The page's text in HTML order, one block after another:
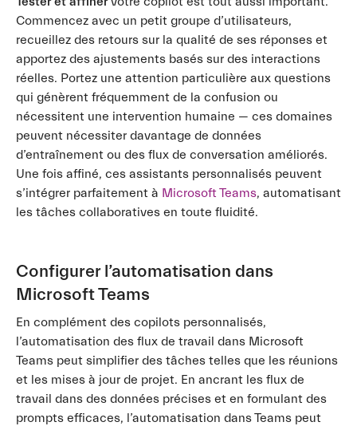
Commencez avec un petit groupe d’utilisateurs,
recueillez des retours sur la qualité de ses réponses et
apportez des ajustements basés sur des interactions
réelles. Portez une attention particulière aux questions
qui génèrent fréquemment de la confusion ou
nécessitent une intervention humaine — ces domaines
peuvent nécessiter davantage de données
d’entraînement ou des flux de conversation améliorés.
Une fois affiné, ces assistants personnalisés peuvent
s’intégrer parfaitement à Microsoft Teams, automatisant
les tâches collaboratives en toute fluidité.
Configurer l’automatisation dans
Microsoft Teams
En complément des copilots personnalisés,
l’automatisation des flux de travail dans Microsoft
Teams peut simplifier des tâches telles que les réunions
et les mises à jour de projet. En ancrant les flux de
travail dans des données précises et en formulant des
prompts efficaces, l’automatisation dans Teams peut